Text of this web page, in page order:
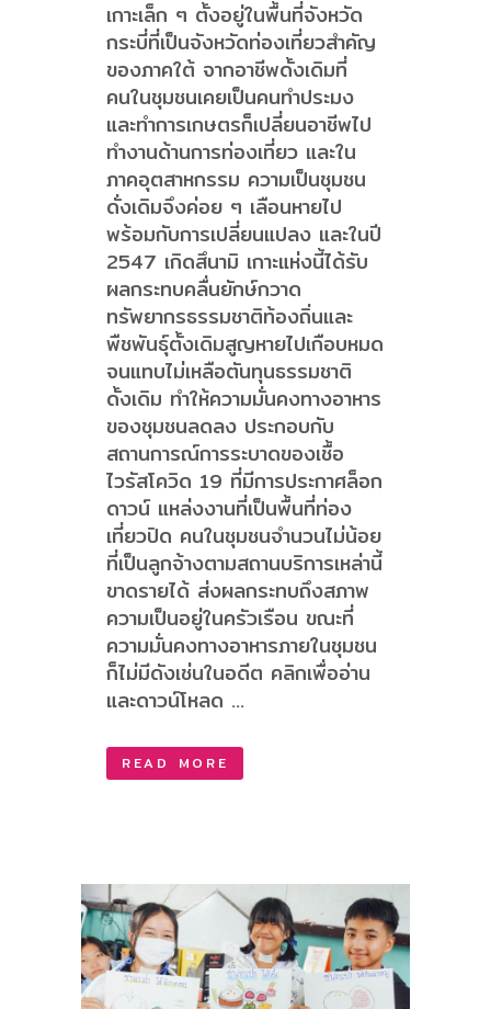
เกาะเล็ก ๆ ตั้งอยู่ในพื้นที่จังหวัด
กระบี่ที่เป็นจังหวัดท่องเที่ยวสำคัญ
ของภาคใต้ จากอาชีพดั้งเดิมที่
คนในชุมชนเคยเป็นคนทำประมง
และทำการเกษตรก็เปลี่ยนอาชีพไป
ทำงานด้านการท่องเที่ยว และใน
ภาคอุตสาหกรรม ความเป็นชุมชน
ดั่งเดิมจึงค่อย ๆ เลือนหายไป
พร้อมกับการเปลี่ยนแปลง และในปี
2547 เกิดสึนามิ เกาะแห่งนี้ได้รับ
ผลกระทบคลื่นยักษ์กวาด
ทรัพยากรธรรมชาติท้องถิ่นและ
พืชพันธุ์ตั้งเดิมสูญหายไปเกือบหมด
จนแทบไม่เหลือตันทุนธรรมชาติ
ดั้งเดิม ทำให้ความมั่นคงทางอาหาร
ของชุมชนลดลง ประกอบกับ
สถานการณ์การระบาดของเชื้อ
ไวรัสโควิด 19 ที่มีการประกาศล็อก
ดาวน์ แหล่งงานที่เป็นพื้นที่ท่อง
เที่ยวปิด คนในชุมชนจำนวนไม่น้อย
ที่เป็นลูกจ้างตามสถานบริการเหล่านี้
ขาดรายได้ ส่งผลกระทบถึงสภาพ
ความเป็นอยู่ในครัวเรือน ขณะที่
ความมั่นคงทางอาหารภายในชุมชน
ก็ไม่มีดังเช่นในอดีต คลิกเพื่ออ่าน
และดาวน์โหลด ...
READ MORE